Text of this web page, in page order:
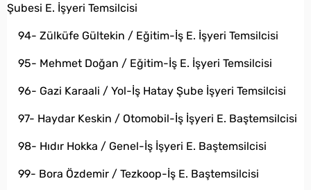
Şubesi E. İşyeri Temsilcisi
94- Zülküfe Gültekin / Eğitim-İş E. İşyeri Temsilcisi
95- Mehmet Doğan / Eğitim-İş E. İşyeri Temsilcisi
96- Gazi Karaali / Yol-İş Hatay Şube İşyeri Temsilcisi
97- Haydar Keskin / Otomobil-İş İşyeri E. Baştemsilcisi
98- Hıdır Hokka / Genel-İş İşyeri E. Baştemsilcisi
99- Bora Özdemir / Tezkoop-İş E. Baştemsilcisi